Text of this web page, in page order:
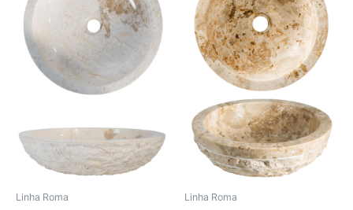
Linha Roma
R$ 2.970,00.R$ 2.475,00.
Linha Roma
R$ 2.309,00.R$